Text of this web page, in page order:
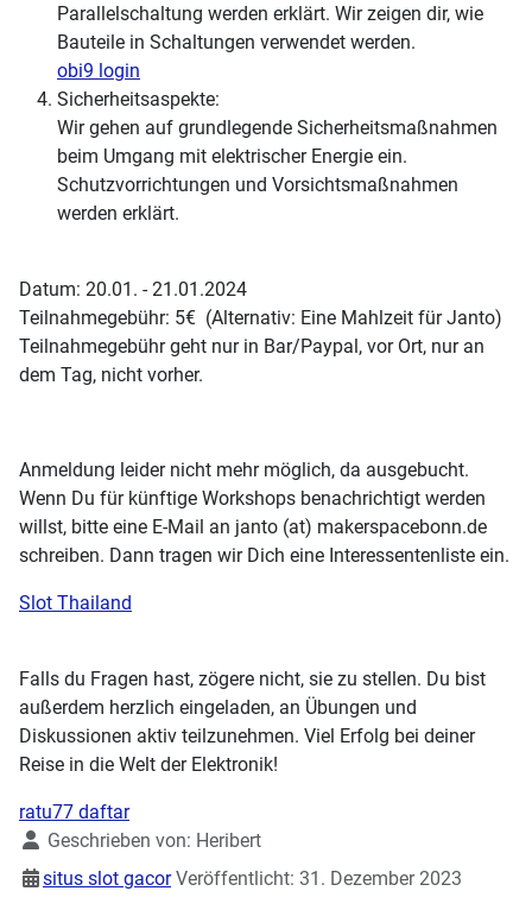
Parallelschaltung werden erklärt. Wir zeigen dir, wie
Bauteile in Schaltungen verwendet werden.
obi9 login
Sicherheitsaspekte:
Wir gehen auf grundlegende Sicherheitsmaßnahmen
beim Umgang mit elektrischer Energie ein.
Schutzvorrichtungen und Vorsichtsmaßnahmen
werden erklärt.
Datum: 20.01. - 21.01.2024
Teilnahmegebühr: 5€ (Alternativ: Eine Mahlzeit für Janto)
Teilnahmegebühr geht nur in Bar/Paypal, vor Ort, nur an
dem Tag, nicht vorher.
Anmeldung leider nicht mehr möglich, da ausgebucht.
Wenn Du für künftige Workshops benachrichtigt werden
willst, bitte eine E-Mail an janto (at) makerspacebonn.de
schreiben. Dann tragen wir Dich eine Interessentenliste ein.
Slot Thailand
Falls du Fragen hast, zögere nicht, sie zu stellen. Du bist
außerdem herzlich eingeladen, an Übungen und
Diskussionen aktiv teilzunehmen. Viel Erfolg bei deiner
Reise in die Welt der Elektronik!
ratu77 daftar
DetailsGeschrieben von: Heribert
situs slot gacor Veröffentlicht: 31. Dezember 2023